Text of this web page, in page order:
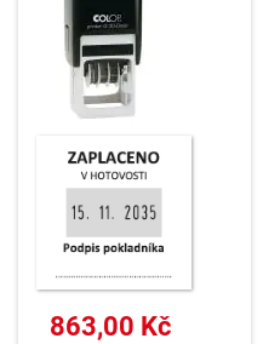
863,00 Kč